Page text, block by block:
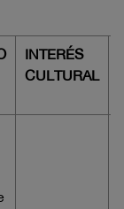
INTERÉS
CULTURAL